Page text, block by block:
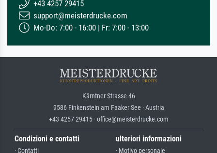
+43 4257 29415
support@meisterdrucke.com
Mo-Do: 7:00 - 16:00 | Fr: 7:00 - 13:00
Kärntner Strasse 46
9586 Finkenstein am Faaker See · Austria
+43 4257 29415 · office@meisterdrucke.com
Condizioni e contatti
· Contatti
ulteriori informazioni
· Motivo personale